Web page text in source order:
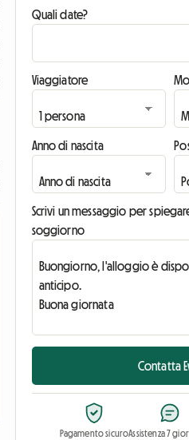
Quali date?
Viaggiatore
Anno di nascita
Scrivi un messaggio per
soggiorno
Contatta
Pagamento sicuroAssistenza 7